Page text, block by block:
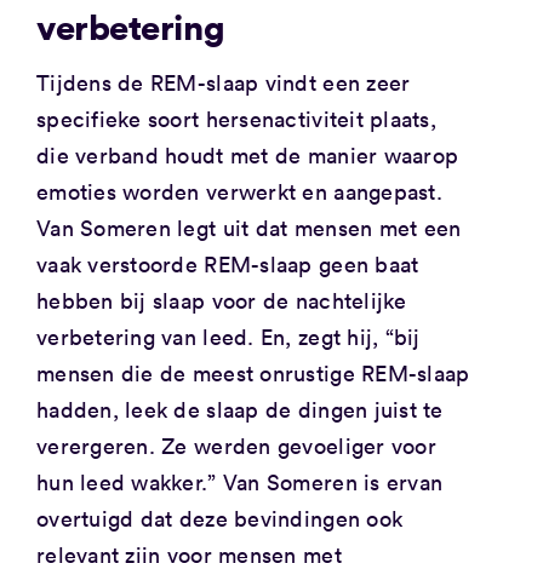
verbetering
Tijdens de REM-slaap vindt een zeer
specifieke soort hersenactiviteit plaats,
die verband houdt met de manier waarop
emoties worden verwerkt en aangepast.
Van Someren legt uit dat mensen met een
vaak verstoorde REM-slaap geen baat
hebben bij slaap voor de nachtelijke
verbetering van leed. En, zegt hij, “bij
mensen die de meest onrustige REM-slaap
hadden, leek de slaap de dingen juist te
verergeren. Ze werden gevoeliger voor
hun leed wakker.” Van Someren is ervan
overtuigd dat deze bevindingen ook
relevant zijn voor mensen met